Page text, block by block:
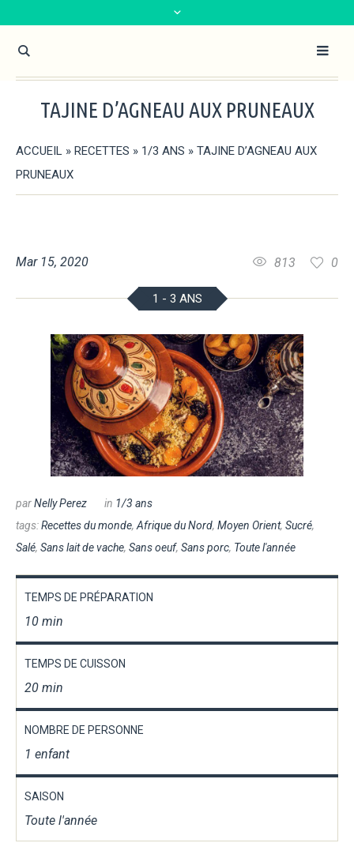
TAJINE D’AGNEAU AUX PRUNEAUX
ACCUEIL » RECETTES » 1/3 ANS » TAJINE D’AGNEAU AUX
PRUNEAUX
Mar 15, 2020 0
813
1 - 3 ANS
parNelly Perez in 1/3 ans
tags:Recettes du monde, Afrique du Nord, Moyen Orient, Sucré,
Salé, Sans lait de vache, Sans oeuf, Sans porc, Toute l'année
TEMPS DE PRÉPARATION
10 min
TEMPS DE CUISSON
20 min
NOMBRE DE PERSONNE
1 enfant
SAISON
Toute l'année